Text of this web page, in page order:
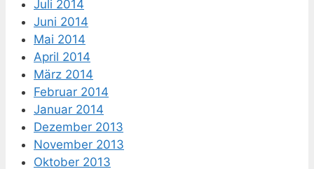
Juli 2014
Juni 2014
Mai 2014
April 2014
März 2014
Februar 2014
Januar 2014
Dezember 2013
November 2013
Oktober 2013